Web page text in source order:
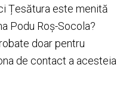
Țesătura este menită
Podu Roș-Socola?
doar pentru
de contact a acesteia